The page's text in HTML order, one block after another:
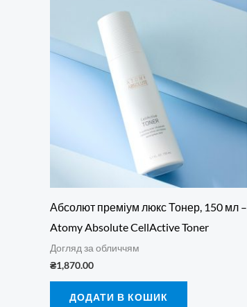
Абсолют преміум люкс Тонер, 150 мл –
Atomy Absolute CellActive Toner
Догляд за обличчям
₴1,870.00
ДОДАТИ В КОШИК